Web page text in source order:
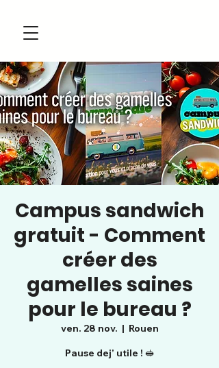
Campus sandwich
gratuit - Comment
créer des
gamelles saines
pour le bureau ?
ven. 28 nov.
  |
Rouen
Pause dej’ utile ! 🥪